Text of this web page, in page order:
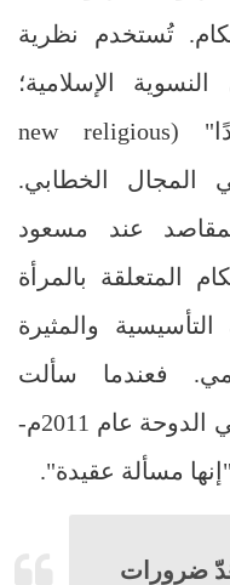
تُستخدم نظرية
الإسلامية؛
(
new religious
الخطابي.
عند مسعود
المتعلقة بالمرأة
التأسيسية والمثيرة
فعندما سألت
القرضاوي -في لقاء لي معه في الدوحة عام 2011م-
مسألة عقيدة".
ضرورات